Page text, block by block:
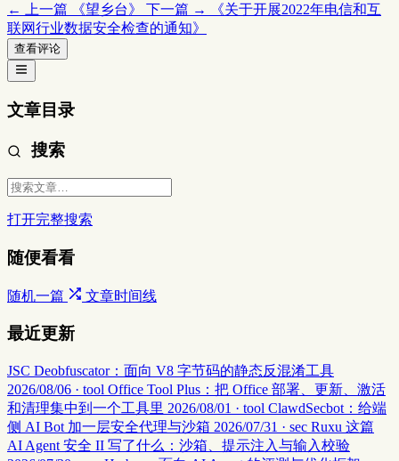
← 上一篇
《望乡台》 下一篇 →
《关于开展2022年电信和互
联网行业数据安全检查的通知》
查看评论
文章目录
搜索
打开完整搜索
随便看看
随机一篇 文章时间线
最近更新
JSC Deobfuscator：面向 V8 字节码的静态反混淆工具
2026/08/06 · tool Office Tool Plus：把 Office 部署、更新、激活
和清理集中到一个工具里 2026/08/01 · tool ClawdSecbot：给端
侧 AI Bot 加一层安全代理与沙箱 2026/07/31 · sec Ruxu 这篇
AI Agent 安全 II 写了什么：沙箱、提示注入与输入校验